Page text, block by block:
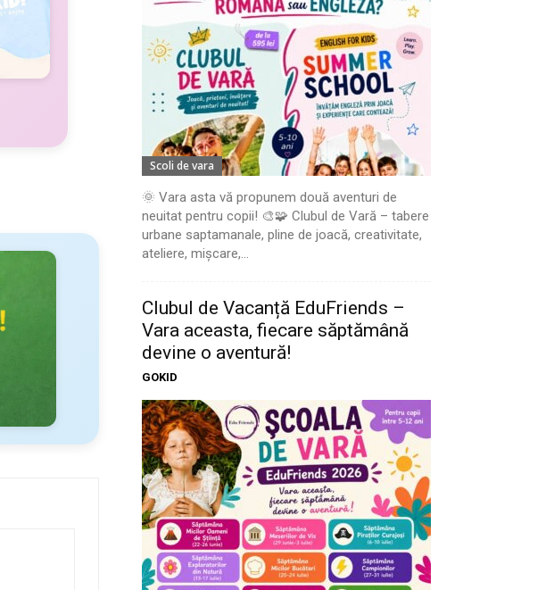
Scoli de vara
🌞 Vara asta vă propunem două aventuri de
neuitat pentru copii! 🎨🧩 Clubul de Vară – tabere
urbane saptamanale, pline de joacă, creativitate,
ateliere, mișcare,...
Clubul de Vacanță EduFriends –
Vara aceasta, fiecare săptămână
devine o aventură!
GOKID